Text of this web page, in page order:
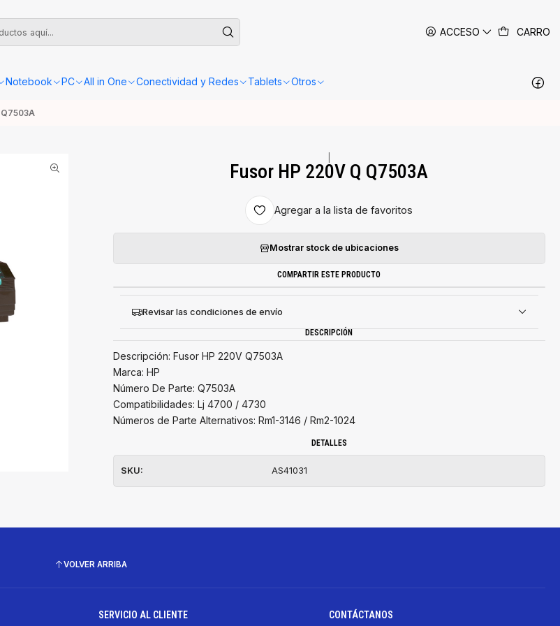
ACCESO CARRO
Notebook PC All in One Conectividad y Redes Tablets Otros
confirmación de retiro o envío se gestionará dentro de las siguientes 24-48 horas hábiles en Santiago.
Fusor HP 220V Q Q7503A
Agregar a la lista de favoritos
Mostrar stock de ubicaciones
COMPARTIR ESTE PRODUCTO
Revisar las condiciones de envío
DESCRIPCIÓN
Descripción: Fusor HP 220V Q7503A
Marca: HP
Número De Parte: Q7503A
Compatibilidades: Lj 4700 / 4730
Números de Parte Alternativos: Rm1-3146 / Rm2-1024
DETALLES
SKU: AS41031
VOLVER ARRIBA
SERVICIO AL CLIENTE CONTÁCTANOS